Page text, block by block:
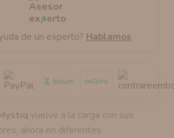
vuelve a la carga con sus
ahora en diferentes
de un experto? Hablamos